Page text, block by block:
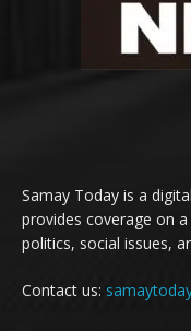
Samay Today is a
provides coverage on
politics, social issues,
Contact us: